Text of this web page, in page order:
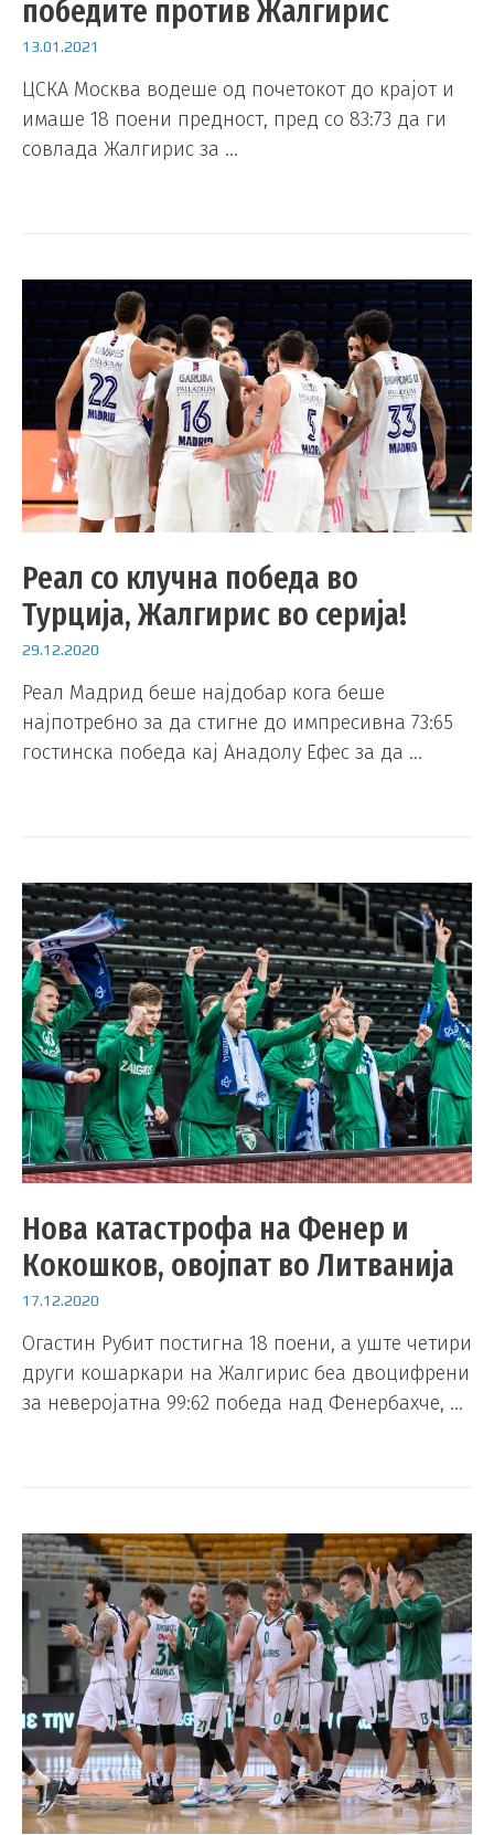
победите против Жалгирис
13.01.2021
ЦСКА Москва водеше од почетокот до крајот и
имаше 18 поени предност, пред со 83:73 да ги
совлада Жалгирис за …
Реал со клучна победа во
Турција, Жалгирис во серија!
29.12.2020
Реал Мадрид беше најдобар кога беше
најпотребно за да стигне до импресивна 73:65
гостинска победа кај Анадолу Ефес за да …
Нова катастрофа на Фенер и
Кокошков, овојпат во Литванија
17.12.2020
Огастин Рубит постигна 18 поени, а уште четири
други кошаркари на Жалгирис беа двоцифрени
за неверојатна 99:62 победа над Фенербахче, …